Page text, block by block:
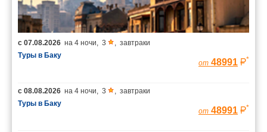
с 07.08.2026 на 4 ночи 3
завтраки
Туры в Баку
от 48991 *
с 08.08.2026 на 4 ночи 3
завтраки
Туры в Баку
от 48991 *